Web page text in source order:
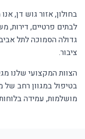
בחולון, אזור גוש דן,
לבתים פרטיים, דירות,
גדולה הסמוכה לתל
ציבור.
הצוות המקצועי שלנו
בטיפול במגוון רחב
מושלמות, עמידה